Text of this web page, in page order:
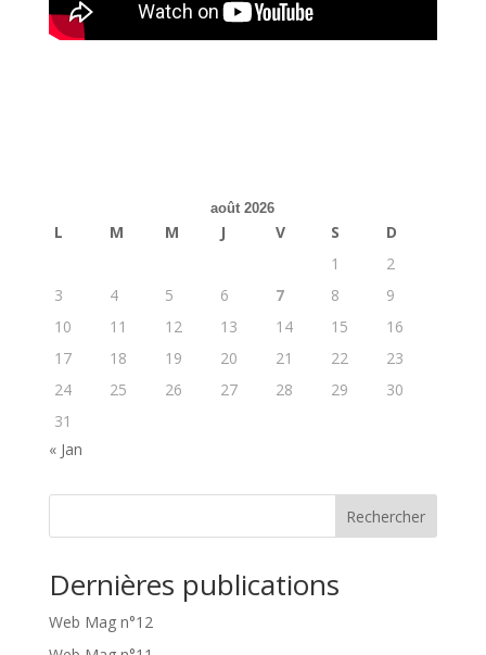
août 2026
L M M J V S
D
1
2
3
4 5 6 7 8
9
10
11 12 13 14 15
16
17
18 19 20 21 22
23
24
25 26 27 28 29
30
31
« Jan
Rechercher
Dernières publications
Web Mag n°12